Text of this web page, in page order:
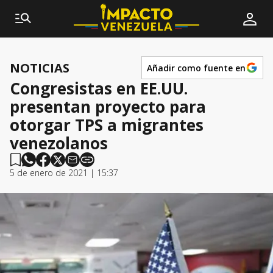
NOTICIAS Añadir como fuente en
Congresistas en EE.UU.
presentan proyecto para
otorgar TPS a migrantes
venezolanos
5 de enero de 2021 | 15:37